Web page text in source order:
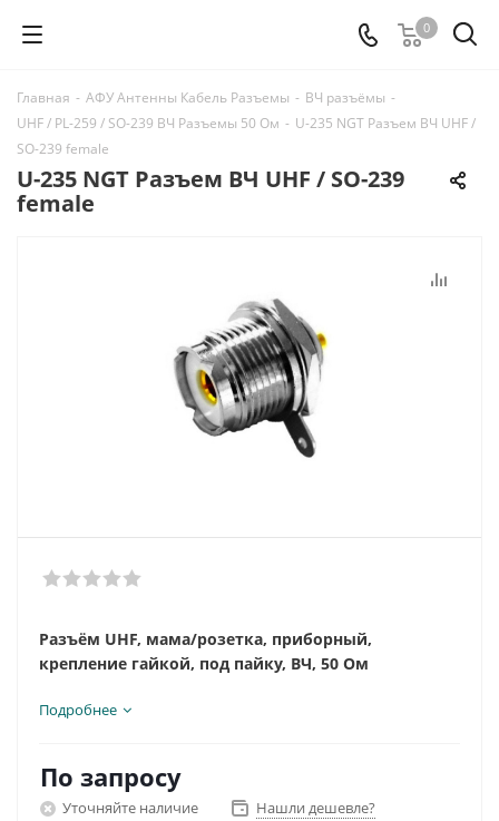
0
Главная - АФУ Антенны Кабель Разъемы - ВЧ разъёмы -
UHF / PL-259 / SO-239 ВЧ Разъемы 50 Ом - U-235 NGT Разъем ВЧ UHF /
SO-239 female
U-235 NGT Разъем ВЧ UHF / SO-239
female
Разъём UHF, мама/розетка, приборный,
крепление гайкой, под пайку, ВЧ, 50 Ом
Подробнее
По запросу
Уточняйте наличие Нашли дешевле?